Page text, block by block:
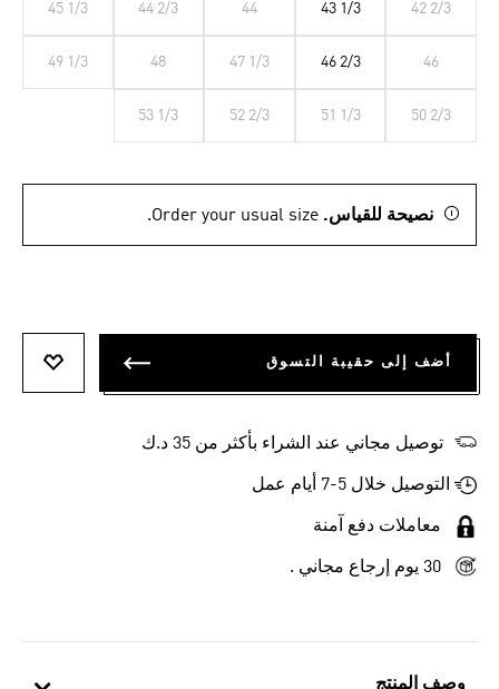
وصف المنتج
42 2/3
43 1/3
44
44 2/3
45 1/3
46
46 2/3
47 1/3
48
49 1/3
50 2/3
51 1/3
52 2/3
53 1/3
نصيحة للقياس. Order your usual size.
أضف إلى حقيبة التسوق
توصيل مجاني عند الشراء بأكثر من 35 د.ك
التوصيل خلال 5-7 أيام عمل
معاملات دفع آمنة